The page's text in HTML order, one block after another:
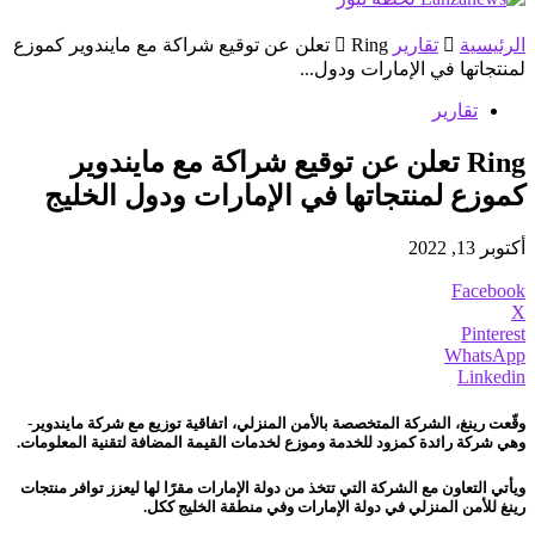
الرئيسية تقارير
Ring تعلن عن توقيع شراكة مع مايندوير كموزع
لمنتجاتها في الإمارات ودول...
تقارير
Ring تعلن عن توقيع شراكة مع مايندوير
كموزع لمنتجاتها في الإمارات ودول الخليج
أكتوبر 13, 2022
Facebook
X
Pinterest
WhatsApp
Linkedin
وقّعت رينغ، الشركة المتخصصة بالأمن المنزلي، اتفاقية توزيع مع شركة مايندوير-
وهي شركة رائدة كمزود للخدمة وموزع لخدمات القيمة المضافة لتقنية المعلومات.
ويأتي التعاون مع الشركة التي تتخذ من دولة الإمارات مقرًا لها ليعزز توافر منتجات
رينغ للأمن المنزلي في دولة الإمارات وفي منطقة الخليج ككل.